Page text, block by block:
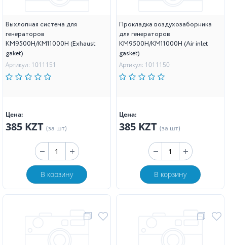
Выхлопная система для
генераторов
KM9500H/KM11000H (Exhaust
gaket)
Артикул: 1011151
Цена:
385 KZT (за шт)
В корзину
Прокладка воздухозаборника
для генераторов
KM9500H/KM11000H (Air inlet
gasket)
Артикул: 1011150
Цена:
385 KZT (за шт)
В корзину